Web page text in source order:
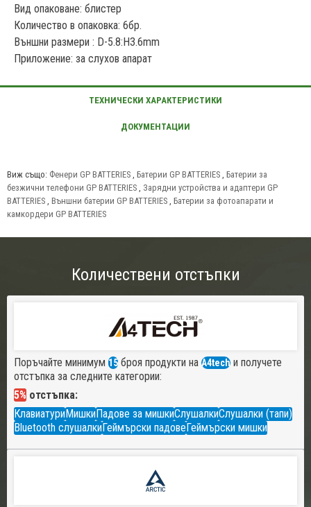
Вид опаковане: блистер
Количество в опаковка: 6бр.
Външни размери : D-5.8:H3.6mm
Приложение: за слухов апарат
Виж също: Фенери GP BATTERIES , Батерии GP BATTERIES , Батерии за
безжични телефони GP BATTERIES , Зарядни устройства и адаптери GP
BATTERIES , Външни батерии GP BATTERIES , Батерии за фотоапарати и
камкордери GP BATTERIES
Количествени отстъпки
Поръчайте минимум 15 броя продукти на A4tech и получете
отстъпка за следните категории:
5% отстъпка:
КлавиатуриМишкиПадове за мишкиСлушалкиСлушалки (тапи)
Bluetooth слушалкиГеймърски падовеГеймърски мишки